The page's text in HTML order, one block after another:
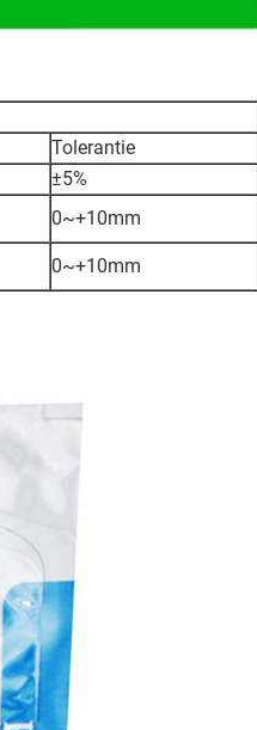
Tolerantie
±5%
0~+10mm
0~+10mm